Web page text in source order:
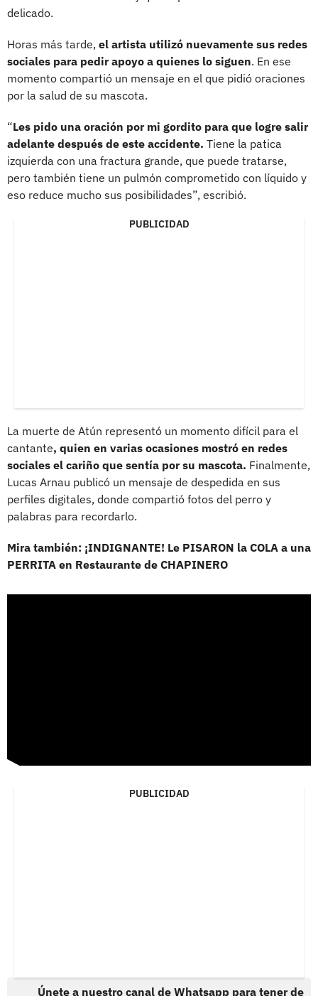
delicado.
Horas más tarde, el artista utilizó nuevamente sus redes
sociales para pedir apoyo a quienes lo siguen. En ese
momento compartió un mensaje en el que pidió oraciones
por la salud de su mascota.
“Les pido una oración por mi gordito para que logre salir
adelante después de este accidente. Tiene la patica
izquierda con una fractura grande, que puede tratarse,
pero también tiene un pulmón comprometido con líquido y
eso reduce mucho sus posibilidades”, escribió.
PUBLICIDAD
La muerte de Atún representó un momento difícil para el
cantante, quien en varias ocasiones mostró en redes
sociales el cariño que sentía por su mascota. Finalmente,
Lucas Arnau publicó un mensaje de despedida en sus
perfiles digitales, donde compartió fotos del perro y
palabras para recordarlo.
Mira también: ¡INDIGNANTE! Le PISARON la COLA a una
PERRITA en Restaurante de CHAPINERO
PUBLICIDAD
Únete a nuestro canal de Whatsapp para tener de